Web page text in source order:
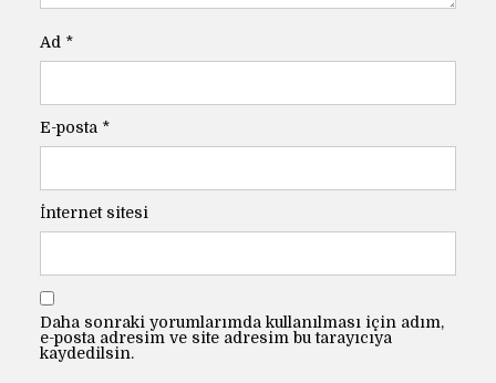
Ad *
E-posta *
İnternet sitesi
Daha sonraki yorumlarımda kullanılması için adım,
e-posta adresim ve site adresim bu tarayıcıya
kaydedilsin.